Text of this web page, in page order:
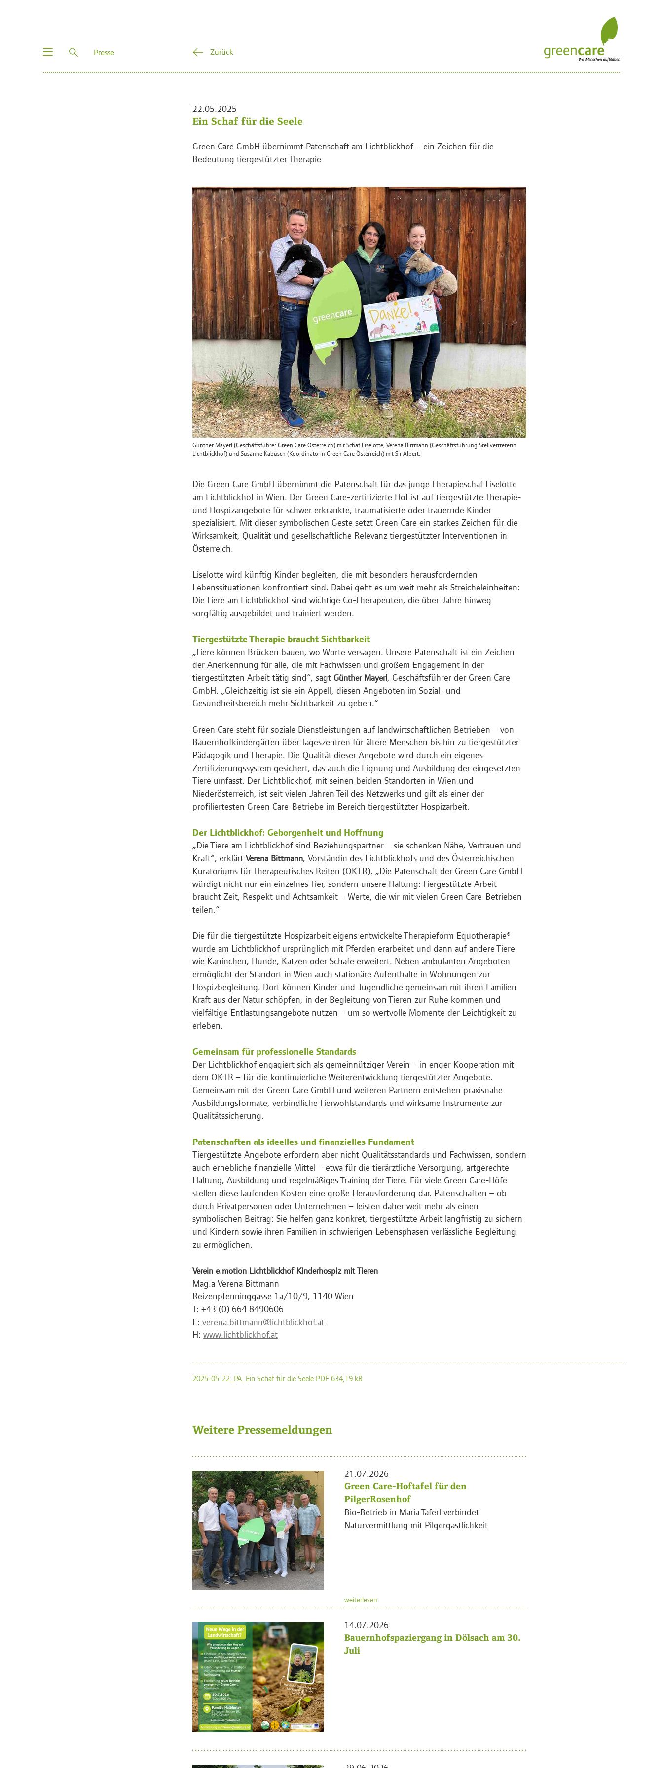
Toggle
Presse Zurück
22.05.2025
Ein Schaf für die Seele
Green Care GmbH übernimmt Patenschaft am Lichtblickhof – ein Zeichen für die
Bedeutung tiergestützter Therapie
Günther Mayerl (Geschäftsführer Green Care Österreich) mit Schaf Liselotte, Verena Bittmann (Geschäftsführung Stellvertreterin
Lichtblickhof) und Susanne Kabusch (Koordinatorin Green Care Österreich) mit Sir Albert.
Die Green Care GmbH übernimmt die Patenschaft für das junge Therapieschaf Liselotte
am Lichtblickhof in Wien. Der Green Care-zertifizierte Hof ist auf tiergestützte Therapie-
und Hospizangebote für schwer erkrankte, traumatisierte oder trauernde Kinder
spezialisiert. Mit dieser symbolischen Geste setzt Green Care ein starkes Zeichen für die
Wirksamkeit, Qualität und gesellschaftliche Relevanz tiergestützter Interventionen in
Österreich.
Liselotte wird künftig Kinder begleiten, die mit besonders herausfordernden
Lebenssituationen konfrontiert sind. Dabei geht es um weit mehr als Streicheleinheiten:
Die Tiere am Lichtblickhof sind wichtige Co-Therapeuten, die über Jahre hinweg
sorgfältig ausgebildet und trainiert werden.
Tiergestützte Therapie braucht Sichtbarkeit
„Tiere können Brücken bauen, wo Worte versagen. Unsere Patenschaft ist ein Zeichen
der Anerkennung für alle, die mit Fachwissen und großem Engagement in der
tiergestützten Arbeit tätig sind“, sagt Günther Mayerl, Geschäftsführer der Green Care
GmbH. „Gleichzeitig ist sie ein Appell, diesen Angeboten im Sozial- und
Gesundheitsbereich mehr Sichtbarkeit zu geben.“
Green Care steht für soziale Dienstleistungen auf landwirtschaftlichen Betrieben – von
Bauernhofkindergärten über Tageszentren für ältere Menschen bis hin zu tiergestützter
Pädagogik und Therapie. Die Qualität dieser Angebote wird durch ein eigenes
Zertifizierungssystem gesichert, das auch die Eignung und Ausbildung der eingesetzten
Tiere umfasst. Der Lichtblickhof, mit seinen beiden Standorten in Wien und
Niederösterreich, ist seit vielen Jahren Teil des Netzwerks und gilt als einer der
profiliertesten Green Care-Betriebe im Bereich tiergestützter Hospizarbeit.
Der Lichtblickhof: Geborgenheit und Hoffnung
„Die Tiere am Lichtblickhof sind Beziehungspartner – sie schenken Nähe, Vertrauen und
Kraft“, erklärt Verena Bittmann, Vorständin des Lichtblickhofs und des Österreichischen
Kuratoriums für Therapeutisches Reiten (OKTR). „Die Patenschaft der Green Care GmbH
würdigt nicht nur ein einzelnes Tier, sondern unsere Haltung: Tiergestützte Arbeit
braucht Zeit, Respekt und Achtsamkeit – Werte, die wir mit vielen Green Care-Betrieben
teilen.“
Die für die tiergestützte Hospizarbeit eigens entwickelte Therapieform Equotherapie®
wurde am Lichtblickhof ursprünglich mit Pferden erarbeitet und dann auf andere Tiere
wie Kaninchen, Hunde, Katzen oder Schafe erweitert. Neben ambulanten Angeboten
ermöglicht der Standort in Wien auch stationäre Aufenthalte in Wohnungen zur
Hospizbegleitung. Dort können Kinder und Jugendliche gemeinsam mit ihren Familien
Kraft aus der Natur schöpfen, in der Begleitung von Tieren zur Ruhe kommen und
vielfältige Entlastungsangebote nutzen – um so wertvolle Momente der Leichtigkeit zu
erleben.
Gemeinsam für professionelle Standards
Der Lichtblickhof engagiert sich als gemeinnütziger Verein – in enger Kooperation mit
dem OKTR – für die kontinuierliche Weiterentwicklung tiergestützter Angebote.
Gemeinsam mit der Green Care GmbH und weiteren Partnern entstehen praxisnahe
Ausbildungsformate, verbindliche Tierwohlstandards und wirksame Instrumente zur
Qualitätssicherung.
Patenschaften als ideelles und finanzielles Fundament
Tiergestützte Angebote erfordern aber nicht Qualitätsstandards und Fachwissen, sondern
auch erhebliche finanzielle Mittel – etwa für die tierärztliche Versorgung, artgerechte
Haltung, Ausbildung und regelmäßiges Training der Tiere. Für viele Green Care-Höfe
stellen diese laufenden Kosten eine große Herausforderung dar. Patenschaften – ob
durch Privatpersonen oder Unternehmen – leisten daher weit mehr als einen
symbolischen Beitrag: Sie helfen ganz konkret, tiergestützte Arbeit langfristig zu sichern
und Kindern sowie ihren Familien in schwierigen Lebensphasen verlässliche Begleitung
zu ermöglichen.
Verein e.motion Lichtblickhof Kinderhospiz mit Tieren
Mag.a Verena Bittmann
Reizenpfenninggasse 1a/10/9, 1140 Wien
T: +43 (0) 664 8490606
E: verena.bittmann@lichtblickhof.at
H: www.lichtblickhof.at
2025-05-22_PA_Ein Schaf für die Seele PDF 634,19 kB
Weitere Pressemeldungen
21.07.2026
Green Care-Hoftafel für den
PilgerRosenhof
Bio-Betrieb in Maria Taferl verbindet
Naturvermittlung mit Pilgergastlichkeit
weiterlesen
14.07.2026
Bauernhofspaziergang in Dölsach am 30.
Juli